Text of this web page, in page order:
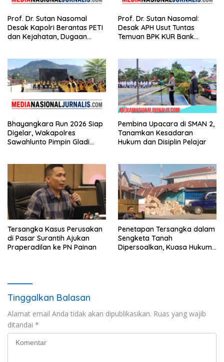
Prof. Dr. Sutan Nasomal
Desak Kapolri Berantas PETI
dan Kejahatan, Dugaan
Prof. Dr. Sutan Nasomal:
Desak APH Usut Tuntas
Temuan BPK KUR Bank
Bhayangkara Run 2026 Siap
Digelar, Wakapolres
Sawahlunto Pimpin Gladi
Pembina Upacara di SMAN 2,
Tanamkan Kesadaran
Hukum dan Disiplin Pelajar
Tersangka Kasus Perusakan
di Pasar Surantih Ajukan
Praperadilan ke PN Painan
Penetapan Tersangka dalam
Sengketa Tanah
Dipersoalkan, Kuasa Hukum
Tinggalkan Balasan
Alamat email Anda tidak akan dipublikasikan. Ruas yang wajib
ditandai *